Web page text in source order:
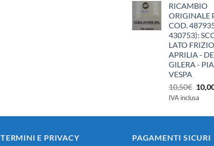
RICAMBIO
ORIGINALE
COD.
430753):
LATO
APRILIA -
GILERA -
VESPA
10,50€ Il
prezzo
era:
IVA inclusa
TERMINI E PRIVACY PAGAMENTI SICURI